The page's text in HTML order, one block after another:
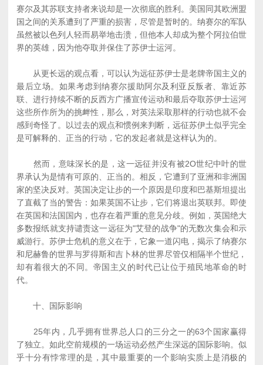
赛尔及其苏联支持者来说却是一次彻底的胜利。美国同其欧洲盟
国之间的关系遭到了严重的损害，尽管是暂时的。纳赛尔的军队
虽然被以色列人轻而易举地击溃，但他本人却成为整个阿拉伯世
界的英雄，因为他夺取并保住了苏伊士运河。
从更长远的观点看，可以认为远征苏伊士是老牌帝国主义的
最后立场。如果考虑到纳赛尔援助阿尔及利亚反叛者、靠近苏
联、进行持续不断的反西方广播宣传运动和最后夺取苏伊士运河
这些所作所为的挑衅性，那么，对英法采取那样的行动也就不会
感到奇怪了。以过去的观点和惯例来判断，远征苏伊土似乎完全
是可解释的、正当的行动，它的发起者就是这样认为的。
然而，意味深长的是，这一远征并没有被2O世纪中叶的世
界承认为是情有可原的、正当的。相反，它遭到了亚洲和非洲国
家的坚决反对。英国决定让步的一个原因是印度和巴基斯坦提出
了直截了当的警告：如果英国不让步，它们将退出英联邦。即使
在英国和法国国内，也存在着严重的意见分歧。例如，英国绝大
多数报纸就支持谴责这一远征为"艾登的战争"的无数次集会和示
威游行。苏伊士危机的意义在于，它象一道闪电，揭示了纳赛尔
和尼赫鲁的世界与罗得斯和吉卜林的世界尽管仅相隔半个世纪，
却有着很大的不同。帝国主义的时代已让位于殖民地革命的时
代。
十、国际影响
25年内，几乎拥有世界总人口的三分之一的63个国家赢得
了独立。如此空前规模的一场运动必然产生深远的国际影响。似
乎十分有悖常理的是，其中最重要的一个影响实质上是消极的